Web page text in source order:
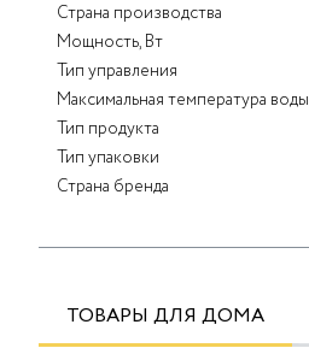
Страна производства
Мощность, Вт
Тип управления
Максимальная температура воды
Тип продукта
Тип упаковки
Страна бренда
ТОВАРЫ ДЛЯ ДОМА